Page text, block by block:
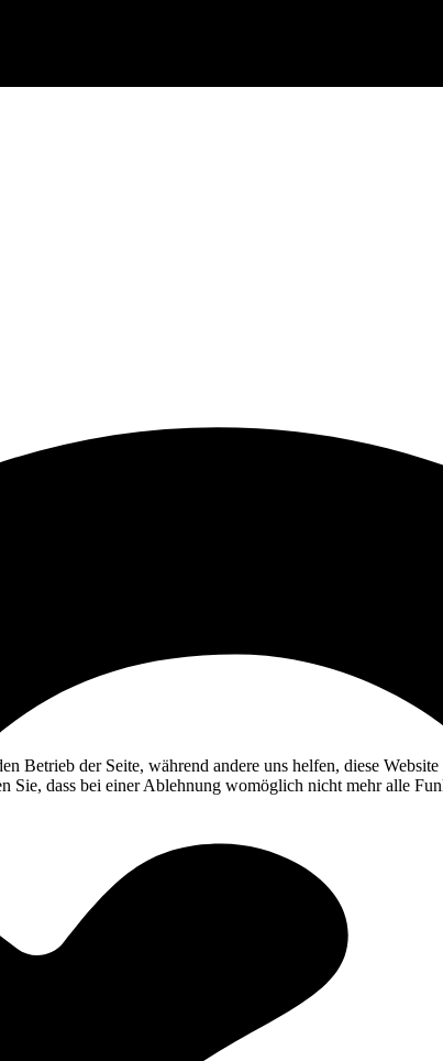
Betrieb der Seite, während andere uns helfen, diese
Sie, dass bei einer Ablehnung womöglich nicht mehr alle